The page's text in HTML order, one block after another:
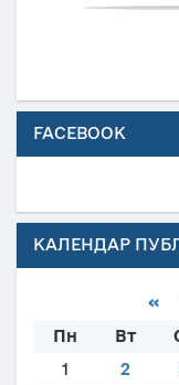
FACEBOOK
КАЛЕНДАР
«
Пн Вт
1
2